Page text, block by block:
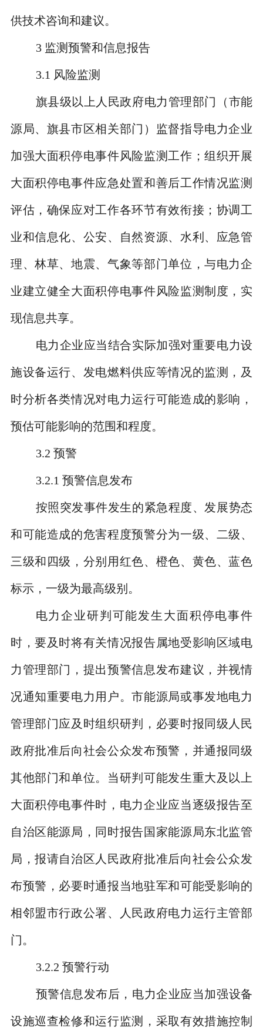
供技术咨询和建议。
3 监测预警和信息报告
3.1 风险监测
旗县级以上人民政府电力管理部门（市能
源局、旗县市区相关部门）监督指导电力企业
加强大面积停电事件风险监测工作；组织开展
大面积停电事件应急处置和善后工作情况监测
评估，确保应对工作各环节有效衔接；协调工
业和信息化、公安、自然资源、水利、应急管
理、林草、地震、气象等部门单位，与电力企
业建立健全大面积停电事件风险监测制度，实
现信息共享。
电力企业应当结合实际加强对重要电力设
施设备运行、发电燃料供应等情况的监测，及
时分析各类情况对电力运行可能造成的影响，
预估可能影响的范围和程度。
3.2 预警
3.2.1 预警信息发布
按照突发事件发生的紧急程度、发展势态
和可能造成的危害程度预警分为一级、二级、
三级和四级，分别用红色、橙色、黄色、蓝色
标示，一级为最高级别。
电力企业研判可能发生大面积停电事件
时，要及时将有关情况报告属地受影响区域电
力管理部门，提出预警信息发布建议，并视情
况通知重要电力用户。市能源局或事发地电力
管理部门应及时组织研判，必要时报同级人民
政府批准后向社会公众发布预警，并通报同级
其他部门和单位。当研判可能发生重大及以上
大面积停电事件时，电力企业应当逐级报告至
自治区能源局，同时报告国家能源局东北监管
局，报请自治区人民政府批准后向社会公众发
布预警，必要时通报当地驻军和可能受影响的
相邻盟市行政公署、人民政府电力运行主管部
门。
3.2.2 预警行动
预警信息发布后，电力企业应当加强设备
设施巡查检修和运行监测，采取有效措施控制